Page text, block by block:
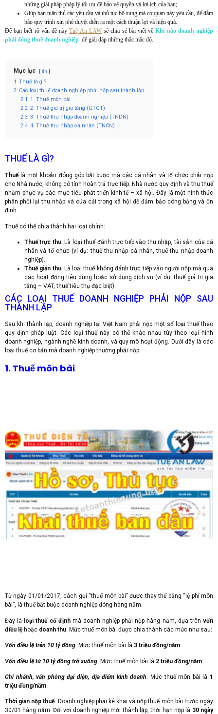
những giải pháp pháp lý tối ưu để bảo vệ quyền và lợi ích của bạn;
Giúp bạn tuân thủ các yêu cầu và thủ tục bổ sung mà cơ quan này yêu cầu, để đảm
bảo quy trình xin phê duyệt diễn ra một cách thuận lợi và hiệu quả.
Để bạn biết rõ vấn đề nàyTuệ An LAWsẽ chia sẻ bài viết vềKhi nào doanh nghiệp
phải đóng thuế doanh nghiệp để giải đáp những thắc mắc đó.
Mục lục ẩn
1 Thuế là gì?
2 Các loại thuế doanh nghiệp phải nộp sau thành lập
2.1
1. Thuế môn bài
2.2 2. Thuế giá trị gia tăng (GTGT)
2.3 3. Thuế thu nhập doanh nghiệp (TNDN)
2.4 4. Thuế thu nhập cá nhân (TNCN)
THUẾ LÀ GÌ?
Thuếlà một khoản đóng góp bắt buộc mà các cá nhân và tổ chức phải nộp
cho Nhà nước, không có tính hoàn trả trực tiếp. Nhà nước quy định và thu thuế
nhằm phục vụ các mục tiêu phát triển kinh tế – xã hội. Đây là một hình thức
phân phối lại thu nhập và của cải trong xã hội để đảm bảo công bằng và ổn
định.
Thuế có thể chia thành hai loại chính:
Thuế trực thu: Là loại thuế đánh trực tiếp vào thu nhập, tài sản của cá
nhân và tổ chức (ví dụ: thuế thu nhập cá nhân, thuế thu nhập doanh
nghiệp).
Thuế gián thu: Là loại thuế không đánh trực tiếp vào người nộp mà qua
các hoạt động tiêu dùng hoặc sử dụng dịch vụ (ví dụ: thuế giá trị gia
tăng – VAT, thuế tiêu thụ đặc biệt).
CÁC LOẠI THUẾ DOANH NGHIỆP PHẢI NỘP SAU
THÀNH LẬP
Sau khi thành lập, doanh nghiệp tại Việt Nam phải nộp một số loại thuế theo
quy định pháp luật. Các loại thuế này có thể khác nhau tùy theo loại hình
doanh nghiệp, ngành nghề kinh doanh, và quy mô hoạt động. Dưới đây là các
loại thuế cơ bản mà doanh nghiệp thường phải nộp:
1. Thuế môn bài
Từ ngày 01/01/2017, cách gọi “thuế môn bài” được thay thế bằng “lệ phí môn
bài”, là thuế bắt buộc doanh nghiệp đóng hàng năm.
Đây là loại thuế cố địnhmà doanh nghiệp phải nộp hàng năm, dựa trênvốn
điều lệhoặc doanh thu. Mức thuế môn bài được chia thành các mức như sau:
Vốn điều lệ trên 10 tỷ đồng: Mức thuế môn bài là 3 triệu đồng/năm.
Vốn điều lệ từ 10 tỷ đồng trở xuống: Mức thuế môn bài là 2 triệu đồng/năm
Chi nhánh, văn phòng đại diện, địa điểm kinh doanh: Mức thuế môn bài là 1
triệu đồng/năm.
Thời gian nộp thuế: Doanh nghiệp phải kê khai và nộp thuế môn bài trước ngày
30/01 hàng năm. Đối với doanh nghiệp mới thành lập, thời hạn nộp là 30 ngày